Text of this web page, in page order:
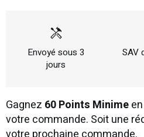
handyman
Envoyé sous 3
jours
SAV
Gagnez 60 Points Minime
votre commande. Soit une